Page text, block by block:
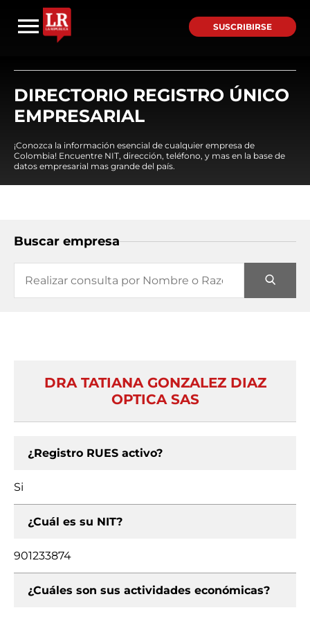
SUSCRIBIRSE
DIRECTORIO REGISTRO ÚNICO
EMPRESARIAL
¡Conozca la información esencial de cualquier empresa de
Colombia! Encuentre NIT, dirección, teléfono, y mas en la base de
datos empresarial mas grande del país.
Buscar empresa
DRA TATIANA GONZALEZ DIAZ
OPTICA SAS
¿Registro RUES activo?
Si
¿Cuál es su NIT?
901233874
¿Cuáles son sus actividades económicas?